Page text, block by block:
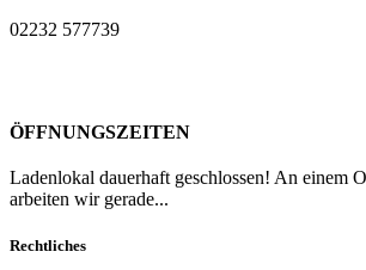
02232 577739
ÖFFNUNGSZEITEN
Ladenlokal dauerhaft geschlossen! An einem
arbeiten wir gerade...
Rechtliches